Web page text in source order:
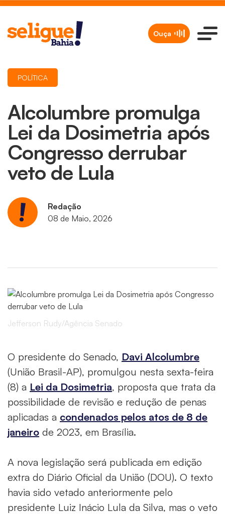
Ouça
Alcolumbre promulga
Lei da Dosimetria após
Congresso derrubar
veto de Lula
POLÍTICA
Redação
08 de Maio, 2026
Jefferson Rudy/Agência Senado
O presidente do Senado, Davi Alcolumbre
(União Brasil-AP), promulgou nesta sexta-feira
(8) a Lei da Dosimetria, proposta que trata da
possibilidade de revisão e redução de penas
aplicadas a condenados pelos atos de 8 de
janeiro de 2023, em Brasília.
A nova legislação será publicada em edição
extra do Diário Oficial da União (DOU). O texto
havia sido vetado anteriormente pelo
presidente Luiz Inácio Lula da Silva, mas o veto